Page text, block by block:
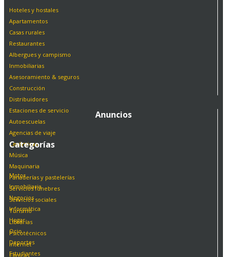
Hoteles y hostales
Apartamentos
Casas rurales
Restaurantes
Albergues y campismo
Inmobiliarias
Asesoramiento & seguros
Construcción
Distribuidores
Estaciones de servicio
Autoescuelas
Agencias de viaje
Cerámicas
Música
Maquinaria
Panaderías y pastelerías
Servicios fúnebres
Servicios sociales
Turismo
Librarías
Psicotécnicos
Internet
Clínicas
Anuncios
Categorías
Motor
Inmobiliaria
Negocios
Informática
Hogar
Ocio
Deportes
Estudiantes